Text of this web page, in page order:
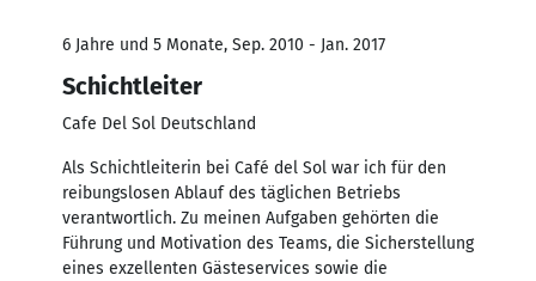
6 Jahre und 5 Monate, Sep. 2010 - Jan. 2017
Schichtleiter
Cafe Del Sol Deutschland
Als Schichtleiterin bei Café del Sol war ich für den
reibungslosen Ablauf des täglichen Betriebs
verantwortlich. Zu meinen Aufgaben gehörten die
Führung und Motivation des Teams, die Sicherstellung
eines exzellenten Gästeservices sowie die